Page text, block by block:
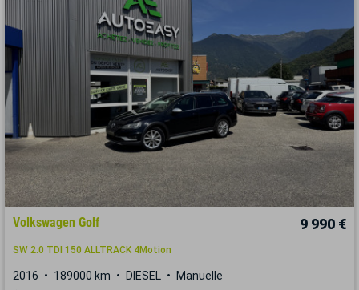
Volkswagen Golf 9 990 €
SW 2.0 TDI 150 ALLTRACK 4Motion
2016 189000 km DIESEL Manuelle